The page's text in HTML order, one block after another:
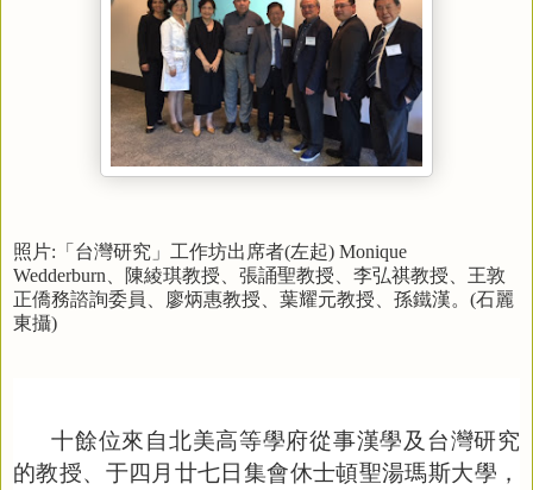
照片: 「台灣研究」工作坊出席者(左起) Monique
Wedderburn 、陳綾琪教授、張誦聖教授、李弘祺教授、王敦
正僑務諮詢委員、廖炳惠教授、葉耀元教授、孫鐵漢。 (石麗
東攝)
十餘位來自北美高等學府從事漢學及台灣研究
的教授、于四月廿七日集會休士頓聖湯瑪斯大學，